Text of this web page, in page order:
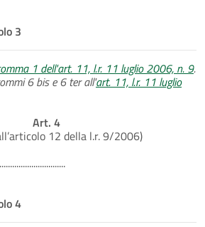
3
1 dell'art. 11, l.r. 11 luglio 2006, n. 9.
6 bis e 6 ter all'art. 11, l.r. 11 luglio
Art. 4
12 della l.r. 9/2006)
4